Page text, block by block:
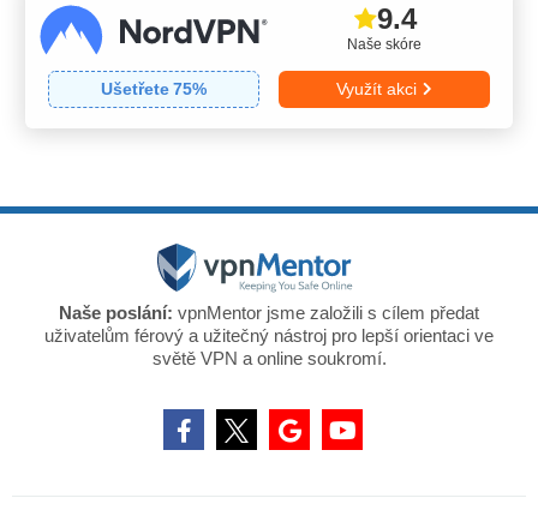
Naše skóre
9.4
Ušetřete75% Využít akci
Naše poslání: vpnMentor jsme založili s cílem předat
uživatelům férový a užitečný nástroj pro lepší orientaci ve
světě VPN a online soukromí.